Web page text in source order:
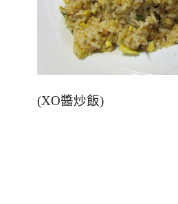
(XO醬炒飯)